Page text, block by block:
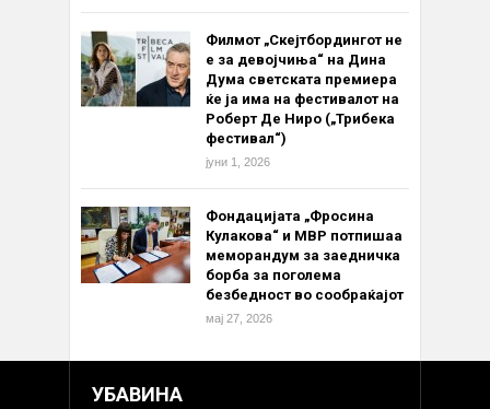
Филмот „Скејтбордингот не
е за девојчиња“ на Дина
Дума светската премиера
ќе ја има на фестивалот на
Роберт Де Ниро („Трибека
фестивал“)
јуни 1, 2026
Фондацијата „Фросина
Кулакова“ и МВР потпишаа
меморандум за заедничка
борба за поголема
безбедност во сообраќајот
мај 27, 2026
УБАВИНА